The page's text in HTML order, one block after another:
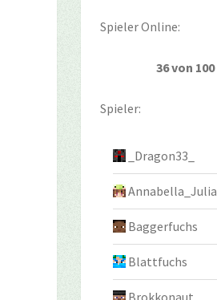
Spieler Online:
36 von 100
Spieler:
_Dragon33_
Annabella_Julia_
Baggerfuchs
Blattfuchs
Brokkonaut